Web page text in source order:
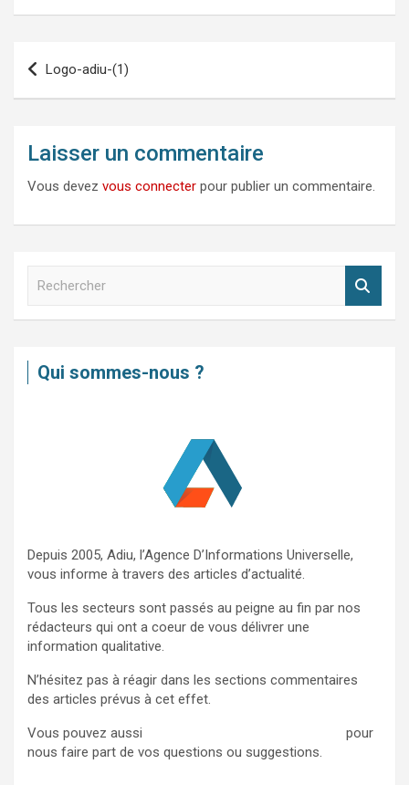
Navigation
de
Logo-adiu-(1)
Laisser un commentaire
Vous devez vous connecter pour publier un commentaire.
c
Qui sommes-nous ?
Depuis 2005, Adiu, l’Agence D’Informations Universelle,
vous informe à travers des articles d’actualité.
Tous les secteurs sont passés au peigne au fin par nos
rédacteurs qui ont a coeur de vous délivrer une
information qualitative.
N’hésitez pas à réagir dans les sections commentaires
des articles prévus à cet effet.
Vous pouvez aussi
pour
nous faire part de vos questions ou suggestions.